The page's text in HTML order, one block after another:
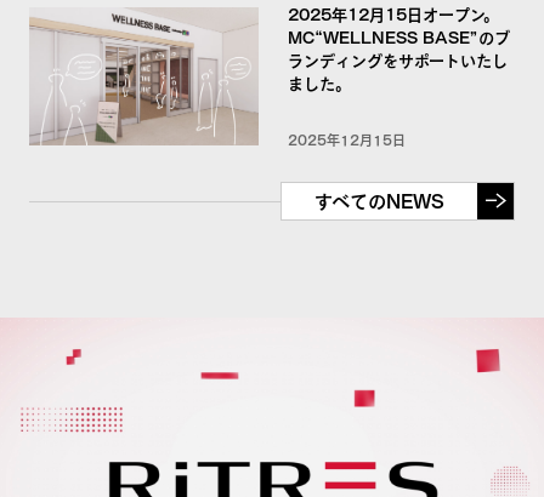
2025年12月15日オープン。
MC“WELLNESS BASE”のブ
ランディングをサポートいたし
ました。
2025年12月15日
すべてのNEWS